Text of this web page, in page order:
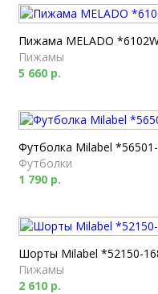
Пижама MELADO
Пижамы
5 660 р.
Футболка Milabel
Футболки
1 790 р.
Шорты Milabel *52150-
Пижамы
2 610 р.